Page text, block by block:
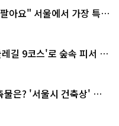
아요" 서울에서 가장 특별
길 9코스'로 숲속 피서 떠
물은? '서울시 건축상' 수